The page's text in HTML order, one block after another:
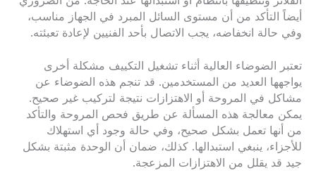
أيضاً التأكد من أن مستوى السائل المبرد في الجهاز مناسب،
وفي حالة انخفاضه، يجب الاتصال بأحد الفنيين لإعادة تعبئته.
تعتبر الضوضاء العالية أثناء تشغيل التكييف مشكلة أخرى
يواجهها العديد من المستخدمين. قد تنجم هذه الضوضاء عن
مشاكل في المروحة أو الاهتزازات نتيجة لتركيب غير صحيح.
يمكن معالجة هذه المسألة عن طريق فحص المروحة والتأكد
من أنها تعمل بشكل صحيح، وفي حالة وجود أي استهلاك
للأجزاء، ينبغي استبدالها. كذلك، ضمان أن الوحدة مثبتة بشكل
جيد قد يقلل من الاهتزازات المزعجة.